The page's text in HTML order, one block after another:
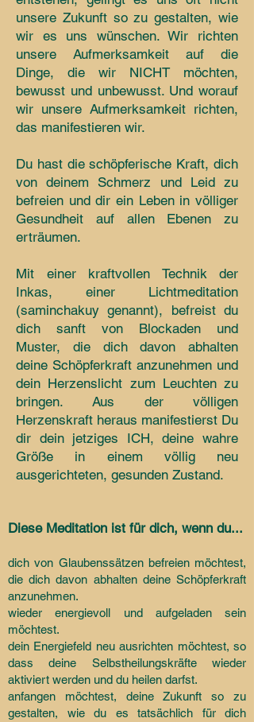
unsere Zukunft so zu gestalten, wie
wir es uns wünschen. Wir richten
unsere Aufmerksamkeit auf die
Dinge, die wir NICHT möchten,
bewusst und unbewusst. Und worauf
wir unsere Aufmerksamkeit richten,
das manifestieren wir.
Du hast die schöpferische Kraft, dich
von deinem Schmerz und Leid zu
befreien und dir ein Leben in völliger
Gesundheit auf allen Ebenen zu
erträumen.
Mit einer kraftvollen Technik der
Inkas, einer Lichtmeditation
(saminchakuy genannt), befreist du
dich sanft von Blockaden und
Muster, die dich davon abhalten
deine Schöpferkraft anzunehmen und
dein Herzenslicht zum Leuchten zu
bringen. Aus der völligen
Herzenskraft heraus manifestierst Du
dir dein jetziges ICH, deine wahre
Größe in einem völlig neu
ausgerichteten, gesunden Zustand.
Diese Meditation ist für dich, wenn du...
dich von Glaubenssätzen befreien möchtest,
die dich davon abhalten deine Schöpferkraft
anzunehmen.
wieder energievoll und aufgeladen sein
möchtest.
dein Energiefeld neu ausrichten möchtest, so
dass deine Selbstheilungskräfte wieder
aktiviert werden und du heilen darfst.
anfangen möchtest, deine Zukunft so zu
gestalten, wie du es tatsächlich für dich